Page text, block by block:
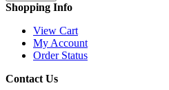
Shopping Info
View Cart
My Account
Order Status
Contact Us